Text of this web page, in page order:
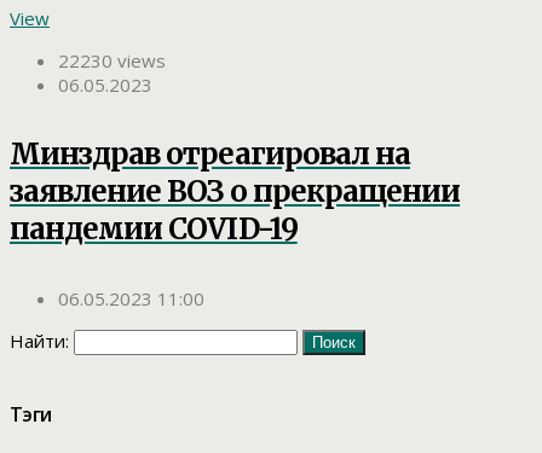
View
22230 views
06.05.2023
Минздрав отреагировал на
заявление ВОЗ о прекращении
пандемии COVID-19
06.05.2023 11:00
Найти:
Тэги